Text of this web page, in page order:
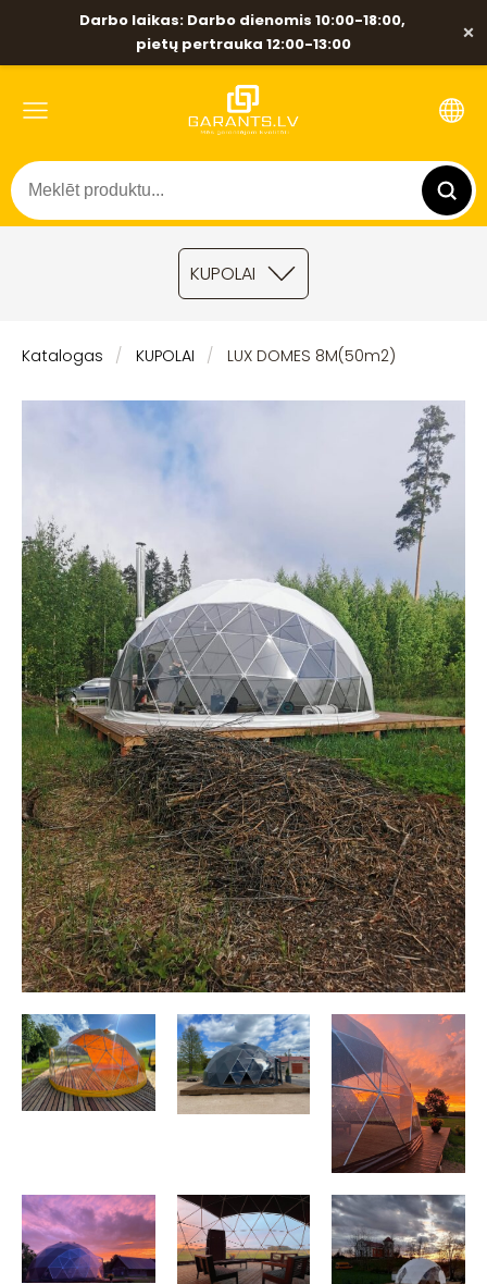
Darbo laikas: Darbo dienomis 10:00-18:00,
pietų pertrauka 12:00-13:00
×
KUPOLAI
Katalogas KUPOLAI LUX DOMES 8M(50m2)